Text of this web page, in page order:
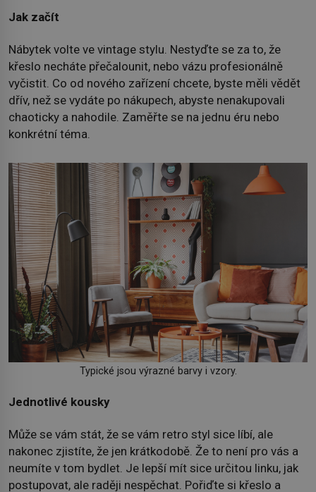
Jak začít
Nábytek volte ve vintage stylu. Nestyďte se za to, že
křeslo necháte přečalounit, nebo vázu profesionálně
vyčistit. Co od nového zařízení chcete, byste měli vědět
dřív, než se vydáte po nákupech, abyste nenakupovali
chaoticky a nahodile. Zaměřte se na jednu éru nebo
konkrétní téma.
Typické jsou výrazné barvy i vzory.
Jednotlivé kousky
Může se vám stát, že se vám retro styl sice líbí, ale
nakonec zjistíte, že jen krátkodobě. Že to není pro vás a
neumíte v tom bydlet. Je lepší mít sice určitou linku, jak
postupovat, ale raději nespěchat. Pořiďte si křeslo a